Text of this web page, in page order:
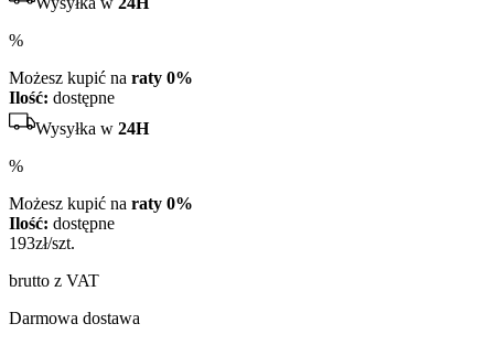
%
Możesz kupić na raty 0%
Ilość: dostępne
Wysyłka w 24H
%
Możesz kupić na raty 0%
Ilość: dostępne
193zł/szt.
brutto z VAT
Darmowa dostawa